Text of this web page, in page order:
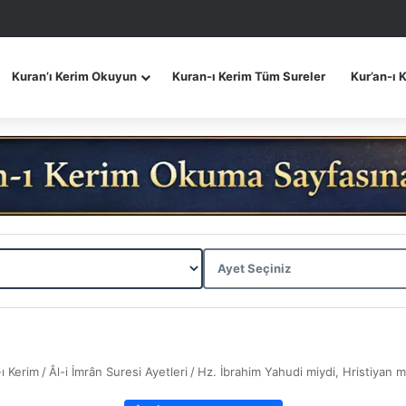
Kuran’ı Kerim Okuyun Kuran-ı Kerim Tüm Sureler Kur’an-ı
Kerim / Âl-i İmrân Suresi Ayetleri / Hz. İbrahim Yahudi miydi, Hristiyan